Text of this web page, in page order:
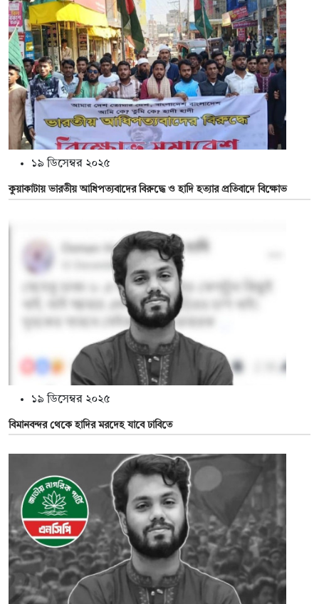
১৯ ডিসেম্বর ২০২৫
কুয়াকাটায় ভারতীয় আধিপত্যবাদের বিরুদ্ধে ও হাদি হত্যার প্রতিবাদে বিক্ষোভ
১৯ ডিসেম্বর ২০২৫
বিমানবন্দর থেকে হাদির মরদেহ যাবে ঢাবিতে